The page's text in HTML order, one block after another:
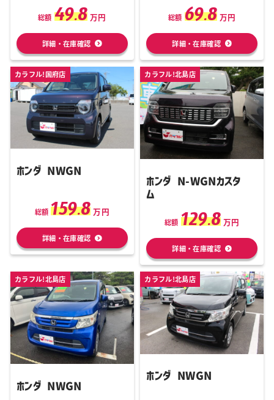
総額 49.8 万円
詳細・在庫確認
総額 69.8 万円
詳細・在庫確認
カラフル!国府店
ホンダ NWGN
総額 159.8 万円
詳細・在庫確認
カラフル!北島店
ホンダ N-WGNカスタ
ム
総額 129.8 万円
詳細・在庫確認
カラフル!北島店
ホンダ NWGN
カラフル!北島店
ホンダ NWGN